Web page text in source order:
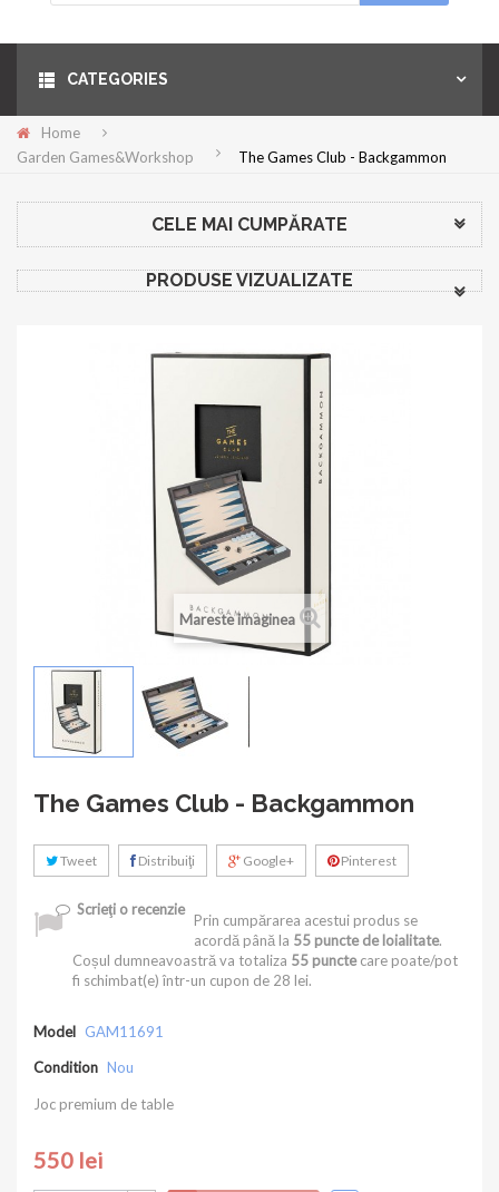
CATEGORIES
Home
Garden Games&Workshop
The Games Club - Backgammon
CELE MAI CUMPĂRATE
PRODUSE VIZUALIZATE
Mareste imaginea
The Games Club - Backgammon
Tweet Distribuiţi Google+ Pinterest
Scrieţi o recenzie
Prin cumpărarea acestui produs se
acordă până la 55 puncte de loialitate.
Coșul dumneavoastră va totaliza 55 punctecare poate/pot
fi schimbat(e) într-un cupon de 28 lei.
Model GAM11691
Condition Nou
Joc premium de table
550 lei